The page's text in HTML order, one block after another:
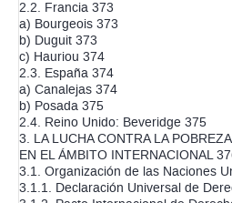
2.2. Francia 373
a) Bourgeois 373
b) Duguit 373
c) Hauriou 374
2.3. España 374
a) Canalejas 374
b) Posada 375
2.4. Reino Unido: Beveridge 375
3. LA LUCHA CONTRA LA
EN EL ÁMBITO INTERNACIONAL
3.1. Organización de las Naciones
3.1.1. Declaración Universal de